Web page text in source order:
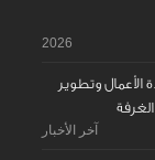
2026
الأعمال وتطوير
آخر الأخبار